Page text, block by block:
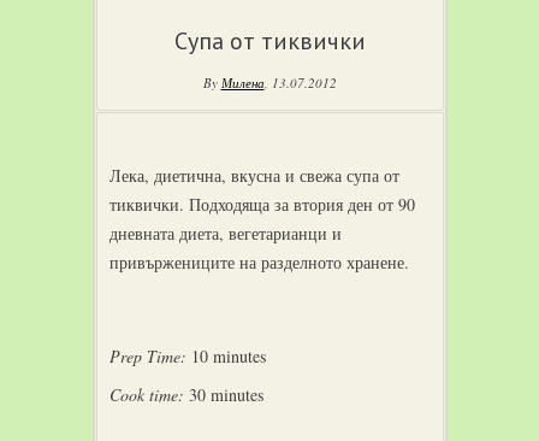
Супа от тиквички
By Милена 13.07.2012
Лека, диетична, вкусна и свежа супа от
тиквички. Подходяща за втория ден от 90
дневната диета, вегетарианци и
привържениците на разделното хранене.
Prep Time: 10 minutes
Cook time: 30 minutes